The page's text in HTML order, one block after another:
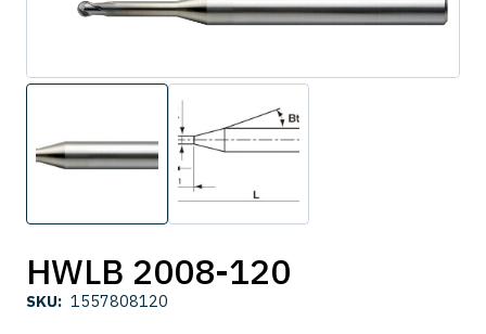
HWLB 2008-120
SKU: 1557808120